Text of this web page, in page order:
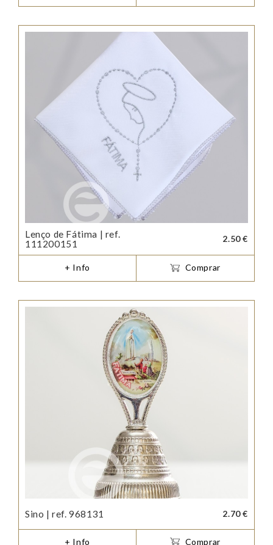
Lenço de Fátima | ref.
111200151
2.50 €
+ Info Comprar
Sino | ref. 968131 2.70 €
+ Info Comprar